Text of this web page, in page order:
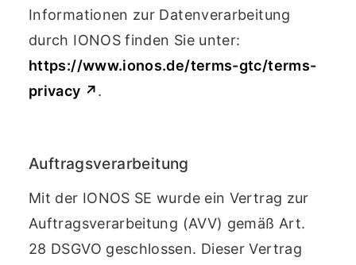
Informationen zur Datenverarbeitung
durch IONOS finden Sie unter:
https://www.ionos.de/terms-gtc/terms-
privacy ↗.
Auftragsverarbeitung
Mit der IONOS SE wurde ein Vertrag zur
Auftragsverarbeitung (AVV) gemäß Art.
28 DSGVO geschlossen. Dieser Vertrag